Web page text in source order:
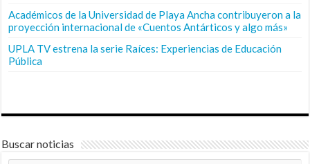
Académicos de la Universidad de Playa Ancha contribuyeron a la
proyección internacional de «Cuentos Antárticos y algo más»
UPLA TV estrena la serie Raíces: Experiencias de Educación
Pública
Buscar noticias